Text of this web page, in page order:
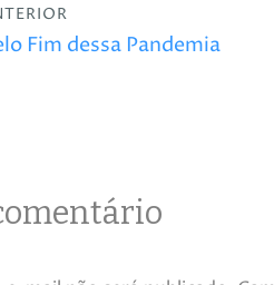
Fim dessa Pandemia